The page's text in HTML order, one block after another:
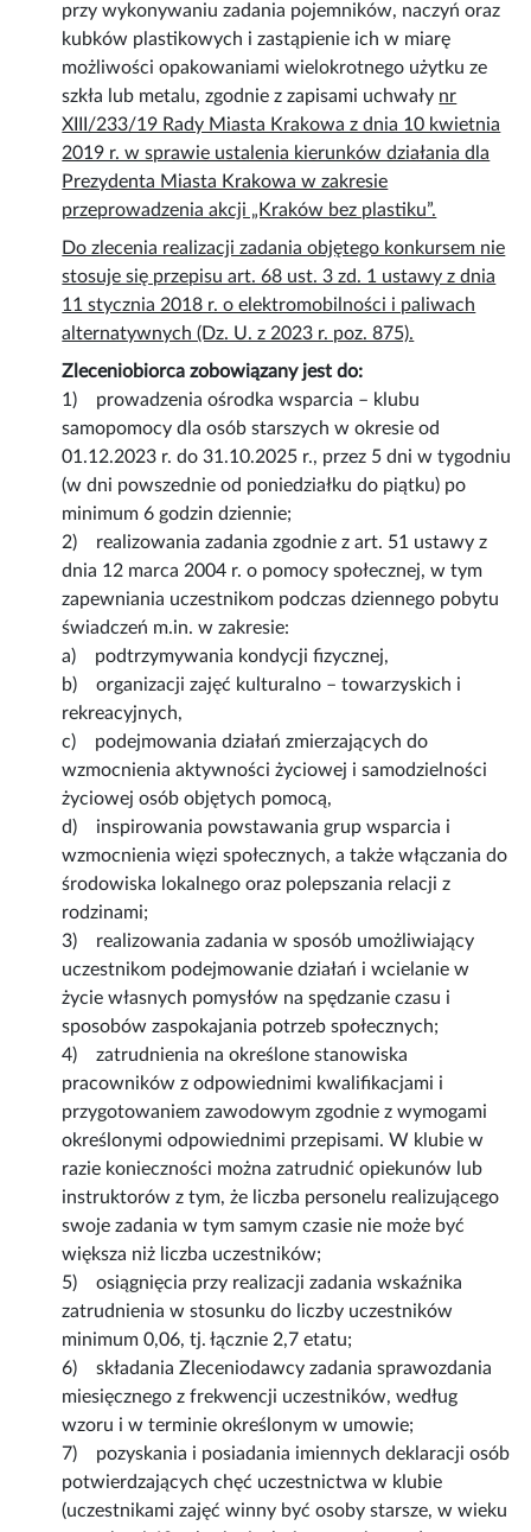
przy wykonywaniu zadania pojemników, naczyń oraz
kubków plastikowych i zastąpienie ich w miarę
możliwości opakowaniami wielokrotnego użytku ze
szkła lub metalu, zgodnie z zapisami uchwały nr
XIII/233/19 Rady Miasta Krakowa z dnia 10 kwietnia
2019 r. w sprawie ustalenia kierunków działania dla
Prezydenta Miasta Krakowa w zakresie
przeprowadzenia akcji „Kraków bez plastiku”.
Do zlecenia realizacji zadania objętego konkursem nie
stosuje się przepisu art. 68 ust. 3 zd. 1 ustawy z dnia
11 stycznia 2018 r. o elektromobilności i paliwach
alternatywnych (Dz. U. z 2023 r. poz. 875).
Zleceniobiorca zobowiązany jest do:
1) prowadzenia ośrodka wsparcia – klubu
samopomocy dla osób starszych w okresie od
01.12.2023 r. do 31.10.2025 r., przez 5 dni w tygodniu
(w dni powszednie od poniedziałku do piątku) po
minimum 6 godzin dziennie;
2) realizowania zadania zgodnie z art. 51 ustawy z
dnia 12 marca 2004 r. o pomocy społecznej, w tym
zapewniania uczestnikom podczas dziennego pobytu
świadczeń m.in. w zakresie:
a) podtrzymywania kondycji fizycznej,
b) organizacji zajęć kulturalno – towarzyskich i
rekreacyjnych,
c) podejmowania działań zmierzających do
wzmocnienia aktywności życiowej i samodzielności
życiowej osób objętych pomocą,
d) inspirowania powstawania grup wsparcia i
wzmocnienia więzi społecznych, a także włączania do
środowiska lokalnego oraz polepszania relacji z
rodzinami;
3) realizowania zadania w sposób umożliwiający
uczestnikom podejmowanie działań i wcielanie w
życie własnych pomysłów na spędzanie czasu i
sposobów zaspokajania potrzeb społecznych;
4) zatrudnienia na określone stanowiska
pracowników z odpowiednimi kwalifikacjami i
przygotowaniem zawodowym zgodnie z wymogami
określonymi odpowiednimi przepisami. W klubie w
razie konieczności można zatrudnić opiekunów lub
instruktorów z tym, że liczba personelu realizującego
swoje zadania w tym samym czasie nie może być
większa niż liczba uczestników;
5) osiągnięcia przy realizacji zadania wskaźnika
zatrudnienia w stosunku do liczby uczestników
minimum 0,06, tj. łącznie 2,7 etatu;
6) składania Zleceniodawcy zadania sprawozdania
miesięcznego z frekwencji uczestników, według
wzoru i w terminie określonym w umowie;
7) pozyskania i posiadania imiennych deklaracji osób
potwierdzających chęć uczestnictwa w klubie
(uczestnikami zajęć winny być osoby starsze, w wieku